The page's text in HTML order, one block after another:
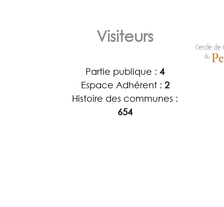
Visiteurs
Partie publique : 4
Espace Adhérent : 2
Histoire des communes :
654